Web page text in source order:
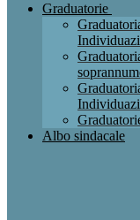
Graduatorie
Albo sindacale